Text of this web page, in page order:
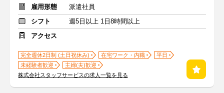
雇用形態
派遣社員
シフト
週5日以上 1日8時間以上
アクセス
完全週休2日制 (土日祝休み) 在宅ワーク・内職
平日
未経験者歓迎
主婦(夫)歓迎
株式会社スタッフサービスの求人一覧を見る